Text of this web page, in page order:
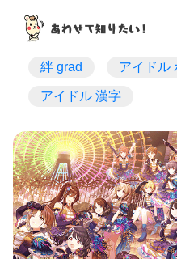
絆 grad アイドル
アイドル 漢字